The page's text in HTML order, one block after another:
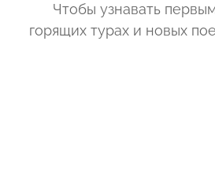
Чтобы узнавать
горящих турах и новых